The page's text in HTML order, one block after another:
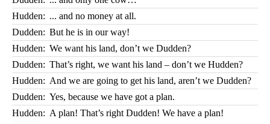
Hudden: ... and no money at all.
Dudden: But he is in our way!
Hudden: We want his land, don’t we Dudden?
Dudden: That’s right, we want his land – don’t we Hudden?
Hudden: And we are going to get his land, aren’t we Dudden?
Dudden: Yes, because we have got a plan.
Hudden: A plan! That’s right Dudden! We have a plan!